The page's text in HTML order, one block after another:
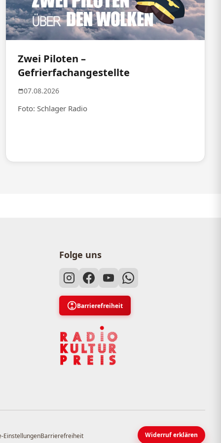
Zwei Piloten –
Gefrierfachangestellte
07.08.2026
Foto: Schlager Radio
Folge uns
Barrierefreiheit
EinstellungenBarrierefreiheit Widerruf erklären